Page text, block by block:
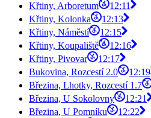
Křtiny, Arboretum
12:11
Křtiny, Kolonka
12:13
Křtiny, Náměstí
12:15
Křtiny, Koupaliště
12:16
Křtiny, Pivovar
12:17
Bukovina, Rozcestí 2.0
12:19
Březina, Lhotky, Rozcestí 1.7
Březina, U Sokolovny
12:21
Březina, U Pomníku
12:22